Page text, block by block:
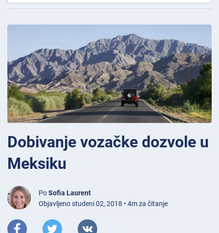
Dobivanje vozačke dozvole u
Meksiku
PoSofia Laurent
Objavljeno studeni 02, 2018 • 4m za čitanje